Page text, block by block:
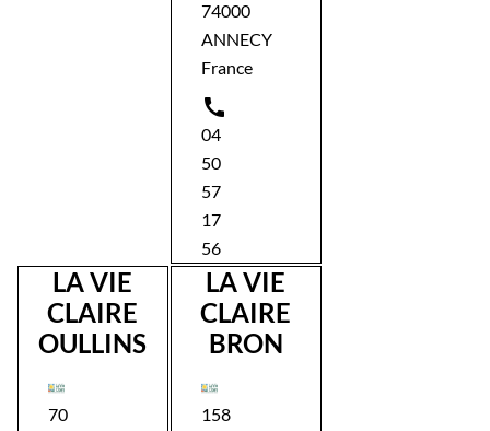
74000
ANNECY
France

04
50
57
17
56
LA VIE
CLAIRE
OULLINS
70
LA VIE
CLAIRE
BRON
158